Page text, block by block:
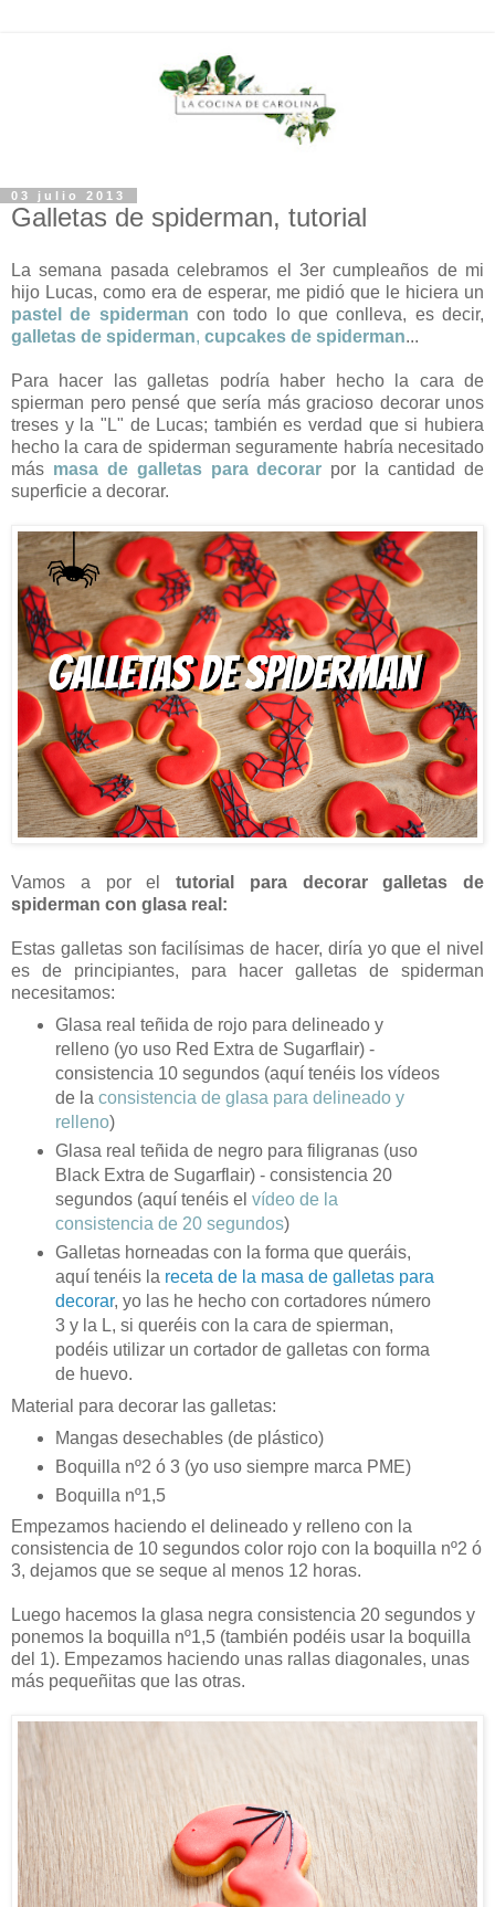
03 julio 2013
Galletas de spiderman, tutorial
La semana pasada celebramos el 3er cumpleaños de mi
hijo Lucas, como era de esperar, me pidió que le hiciera un
pastel de spiderman con todo lo que conlleva, es decir,
galletas de spiderman, cupcakes de spiderman...
Para hacer las galletas podría haber hecho la cara de
spierman pero pensé que sería más gracioso decorar unos
treses y la "L" de Lucas; también es verdad que si hubiera
hecho la cara de spiderman seguramente habría necesitado
más masa de galletas para decorar por la cantidad de
superficie a decorar.
Vamos a por el tutorial para decorar galletas de
spiderman con glasa real:
Estas galletas son facilísimas de hacer, diría yo que el nivel
es de principiantes, para hacer galletas de spiderman
necesitamos:
Glasa real teñida de rojo para delineado y
relleno (yo uso Red Extra de Sugarflair) -
consistencia 10 segundos (aquí tenéis los vídeos
de la consistencia de glasa para delineado y
relleno)
Glasa real teñida de negro para filigranas (uso
Black Extra de Sugarflair) - consistencia 20
segundos (aquí tenéis el vídeo de la
consistencia de 20 segundos)
Galletas horneadas con la forma que queráis,
aquí tenéis la receta de la masa de galletas para
decorar, yo las he hecho con cortadores número
3 y la L, si queréis con la cara de spierman,
podéis utilizar un cortador de galletas con forma
de huevo.
Material para decorar las galletas:
Mangas desechables (de plástico)
Boquilla nº2 ó 3 (yo uso siempre marca PME)
Boquilla nº1,5
Empezamos haciendo el delineado y relleno con la
consistencia de 10 segundos color rojo con la boquilla nº2 ó
3, dejamos que se seque al menos 12 horas.
Luego hacemos la glasa negra consistencia 20 segundos y
ponemos la boquilla nº1,5 (también podéis usar la boquilla
del 1). Empezamos haciendo unas rallas diagonales, unas
más pequeñitas que las otras.